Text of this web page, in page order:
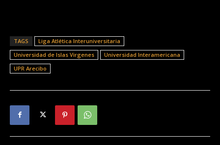
TAGS
Liga Atlética Interuniversitaria
Universidad de Islas Virgenes
Universidad Interamericana
UPR Arecibo